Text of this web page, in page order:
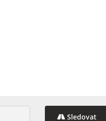
Sledovat